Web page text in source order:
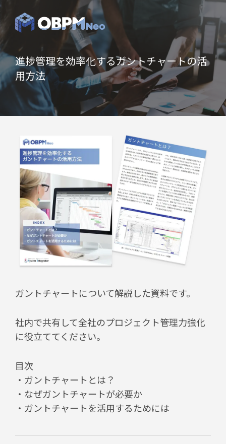
進捗管理を効率化するガントチャートの活
用方法
ガントチャートについて解説した資料です。
社内で共有して全社のプロジェクト管理力強化
に役立ててください。
目次
・ガントチャートとは？
・なぜガントチャートが必要か
・ガントチャートを活⽤するためには